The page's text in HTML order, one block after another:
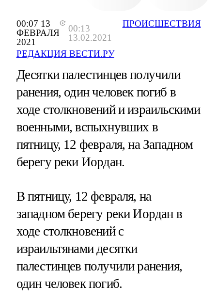
00:07 13
ФЕВРАЛЯ
2021
00:13
13.02.2021
РЕДАКЦИЯ ВЕСТИ.РУ
ПРОИСШЕСТВИЯ
Десятки палестинцев получили
ранения, один человек погиб в
ходе столкновений и израильскими
военными, вспыхнувших в
пятницу, 12 февраля, на Западном
берегу реки Иордан.
В пятницу, 12 февраля, на
западном берегу реки Иордан в
ходе столкновений с
израильтянами десятки
палестинцев получили ранения,
один человек погиб.